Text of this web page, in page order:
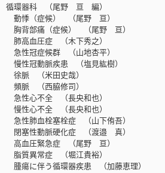
循環器科 （尾野 亘 編）
動悸（症候） （尾野 亘）
胸背部痛（症候） （尾野 亘）
肺高血圧症 （木下秀之）
急性冠症候群 （山地杏平）
慢性冠動脈疾患 （塩見紘樹）
徐脈 （米田史哉）
頻脈 （西脇修司）
急性心不全 （長央和也）
慢性心不全 （長央和也）
急性肺血栓塞栓症 （山下侑吾）
閉塞性動脈硬化症 （渡邉 真）
高血圧緊急症 （尾野 亘）
脂質異常症 （堀江貴裕）
腫瘍に伴う循環器疾患 （加藤恵理）